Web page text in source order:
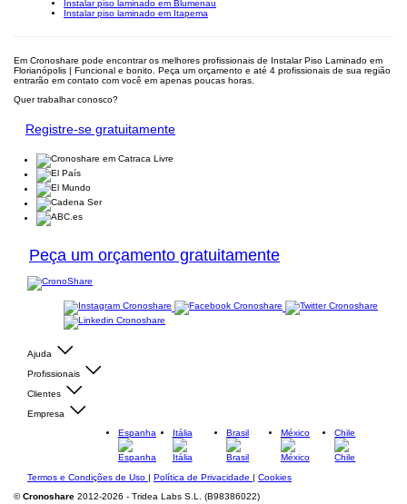
Instalar piso laminado em Blumenau
Instalar piso laminado em Itapema
Em Cronoshare pode encontrar os melhores profissionais de Instalar Piso Laminado em
Florianópolis | Funcional e bonito. Peça um orçamento e até 4 profissionais de sua região
entrarão em contato com você em apenas poucas horas.
Quer trabalhar conosco?
Registre-se gratuitamente
Peça um orçamento gratuitamente
Ajuda
Profissionais
Clientes
Empresa
Espanha
Itália Brasil México Chile
Termos e Condições de Uso | Política de Privacidade | Cookies
©Cronoshare 2012-2026 - Tridea Labs S.L. (B98386022)